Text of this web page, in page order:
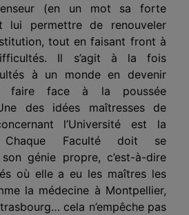
(en un mot sa forte
lui permettre de renouveler
tout en faisant front à
Il s’agit à la fois
à un monde en devenir
faire face à la poussée
des idées maîtresses de
l’Université est la
Chaque Faculté doit se
génie propre, c’est-à-dire
où elle a eu les maîtres les
la médecine à Montpellier,
cela n’empêche pas